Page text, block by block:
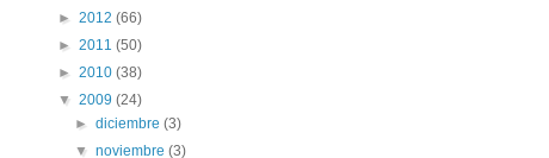
► 2012 (66)
► 2011 (50)
► 2010 (38)
▼ 2009 (24)
►diciembre(3)
▼noviembre(3)